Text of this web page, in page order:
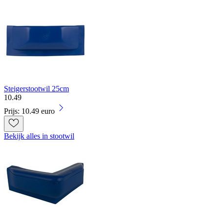
Steigerstootwil 25cm
10.49
Prijs: 10.49 euro
Bekijk alles in stootwil